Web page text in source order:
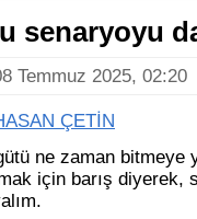
senaryoyu
Temmuz 2025, 02:20
ÇETİN
ne zaman
için barış diyerek,